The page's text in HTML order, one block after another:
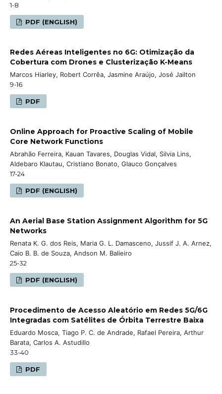
1-8
PDF (ENGLISH)
Redes Aéreas Inteligentes no 6G: Otimização da
Cobertura com Drones e Clusterização K-Means
Marcos Hiarley, Robert Corrêa, Jasmine Araújo, José Jailton
9-16
PDF
Online Approach for Proactive Scaling of Mobile
Core Network Functions
Abrahão Ferreira, Kauan Tavares, Douglas Vidal, Silvia Lins,
Aldebaro Klautau, Cristiano Bonato, Glauco Gonçalves
17-24
PDF (ENGLISH)
An Aerial Base Station Assignment Algorithm for 5G
Networks
Renata K. G. dos Reis, Maria G. L. Damasceno, Jussif J. A. Arnez,
Caio B. B. de Souza, Andson M. Balieiro
25-32
PDF (ENGLISH)
Procedimento de Acesso Aleatório em Redes 5G/6G
Integradas com Satélites de Órbita Terrestre Baixa
Eduardo Mosca, Tiago P. C. de Andrade, Rafael Pereira, Arthur
Barata, Carlos A. Astudillo
33-40
PDF